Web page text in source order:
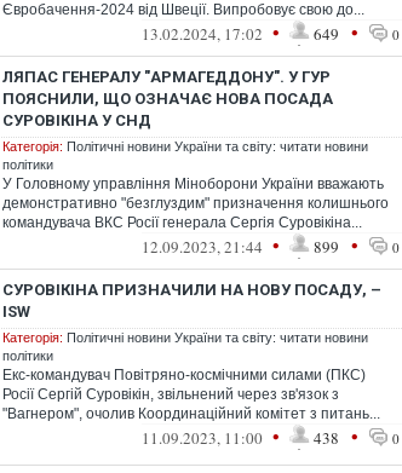
Євробачення-2024 від Швеції. Випробовує свою до...
13.02.2024, 17:02 • 649 • 0
ЛЯПАС ГЕНЕРАЛУ "АРМАГЕДДОНУ". У ГУР
ПОЯСНИЛИ, ЩО ОЗНАЧАЄ НОВА ПОСАДА
СУРОВІКІНА У СНД
Категорія: Політичні новини України та світу: читати новини
політики
У Головному управління Міноборони України вважають
демонстративно "безглуздим" призначення колишнього
командувача ВКС Росії генерала Сергія Суровікіна...
12.09.2023, 21:44 • 899 • 0
СУРОВІКІНА ПРИЗНАЧИЛИ НА НОВУ ПОСАДУ, –
ISW
Категорія: Політичні новини України та світу: читати новини
політики
Екс-командувач Повітряно-космічними силами (ПКС)
Росії Сергій Суровікін, звільнений через зв'язок з
"Вагнером", очолив Координаційний комітет з питань...
11.09.2023, 11:00 • 438 • 0